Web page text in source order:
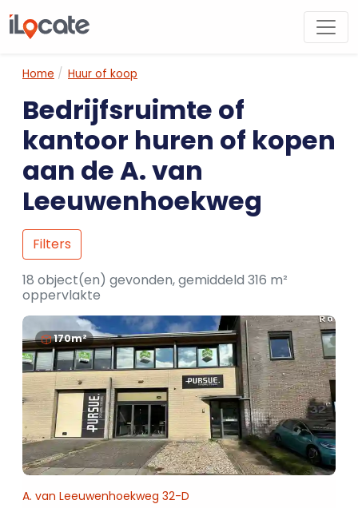
Home Huur of koop
Bedrijfsruimte of
kantoor huren of kopen
aan de A. van
Leeuwenhoekweg
Filters
18 object(en) gevonden, gemiddeld 316 m²
oppervlakte
170m²
A. van Leeuwenhoekweg 32-D